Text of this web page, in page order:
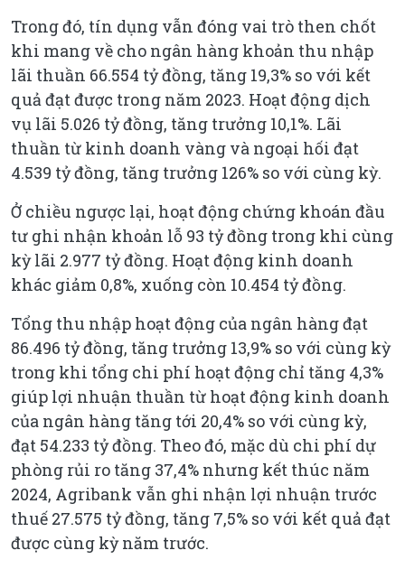
Trong đó, tín dụng vẫn đóng vai trò then chốt
khi mang về cho ngân hàng khoản thu nhập
lãi thuần 66.554 tỷ đồng, tăng 19,3% so với kết
quả đạt được trong năm 2023. Hoạt động dịch
vụ lãi 5.026 tỷ đồng, tăng trưởng 10,1%. Lãi
thuần từ kinh doanh vàng và ngoại hối đạt
4.539 tỷ đồng, tăng trưởng 126% so với cùng kỳ.
Ở chiều ngược lại, hoạt động chứng khoán đầu
tư ghi nhận khoản lỗ 93 tỷ đồng trong khi cùng
kỳ lãi 2.977 tỷ đồng. Hoạt động kinh doanh
khác giảm 0,8%, xuống còn 10.454 tỷ đồng.
Tổng thu nhập hoạt động của ngân hàng đạt
86.496 tỷ đồng, tăng trưởng 13,9% so với cùng kỳ
trong khi tổng chi phí hoạt động chỉ tăng 4,3%
giúp lợi nhuận thuần từ hoạt động kinh doanh
của ngân hàng tăng tới 20,4% so với cùng kỳ,
đạt 54.233 tỷ đồng. Theo đó, mặc dù chi phí dự
phòng rủi ro tăng 37,4% nhưng kết thúc năm
2024, Agribank vẫn ghi nhận lợi nhuận trước
thuế 27.575 tỷ đồng, tăng 7,5% so với kết quả đạt
được cùng kỳ năm trước.